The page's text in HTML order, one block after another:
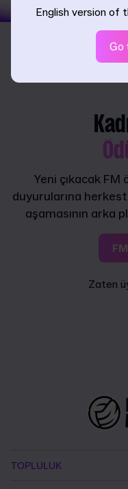
Yeni çıkacak
duyurularına
aşamasının arka
Zaten
TOPLULUK
English version of
Go